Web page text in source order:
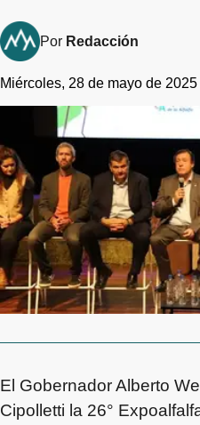
Por Redacción
Miércoles, 28 de mayo de
El Gobernador Alberto
Cipolletti la 26°